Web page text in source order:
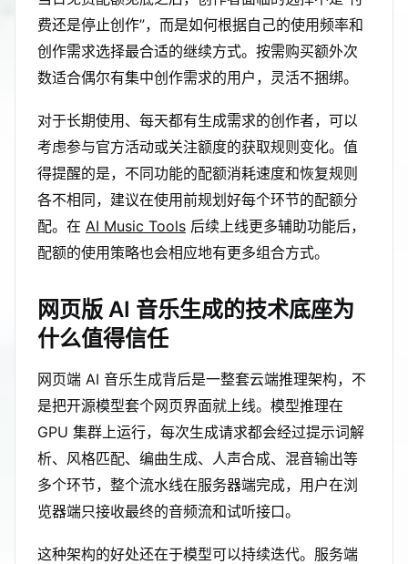
费还是停止创作”，而是如何根据自己的使用频率和
创作需求选择最合适的继续方式。按需购买额外次
数适合偶尔有集中创作需求的用户，灵活不捆绑。
对于长期使用、每天都有生成需求的创作者，可以
考虑参与官方活动或关注额度的获取规则变化。值
得提醒的是，不同功能的配额消耗速度和恢复规则
各不相同，建议在使用前规划好每个环节的配额分
配。在 AI Music Tools 后续上线更多辅助功能后，
配额的使用策略也会相应地有更多组合方式。
网页版 AI 音乐生成的技术底座为
什么值得信任
网页端 AI 音乐生成背后是一整套云端推理架构，不
是把开源模型套个网页界面就上线。模型推理在
GPU 集群上运行，每次生成请求都会经过提示词解
析、风格匹配、编曲生成、人声合成、混音输出等
多个环节，整个流水线在服务器端完成，用户在浏
览器端只接收最终的音频流和试听接口。
这种架构的好处还在于模型可以持续迭代。服务端